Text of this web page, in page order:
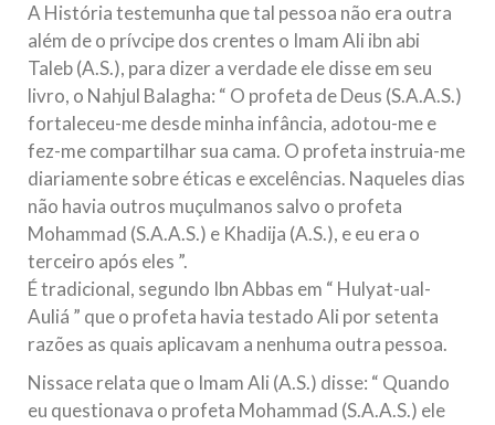
A História testemunha que tal pessoa não era outra
além de o prívcipe dos crentes o Imam Ali ibn abi
Taleb (A.S.), para dizer a verdade ele disse em seu
livro, o Nahjul Balagha: “ O profeta de Deus (S.A.A.S.)
fortaleceu-me desde minha infância, adotou-me e
fez-me compartilhar sua cama. O profeta instruia-me
diariamente sobre éticas e excelências. Naqueles dias
não havia outros muçulmanos salvo o profeta
Mohammad (S.A.A.S.) e Khadija (A.S.), e eu era o
terceiro após eles ”.
É tradicional, segundo Ibn Abbas em “ Hulyat-ual-
Auliá ” que o profeta havia testado Ali por setenta
razões as quais aplicavam a nenhuma outra pessoa.
Nissace relata que o Imam Ali (A.S.) disse: “ Quando
eu questionava o profeta Mohammad (S.A.A.S.) ele